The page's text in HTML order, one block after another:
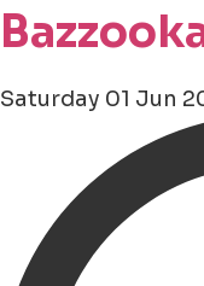
Saturday 01 Jun